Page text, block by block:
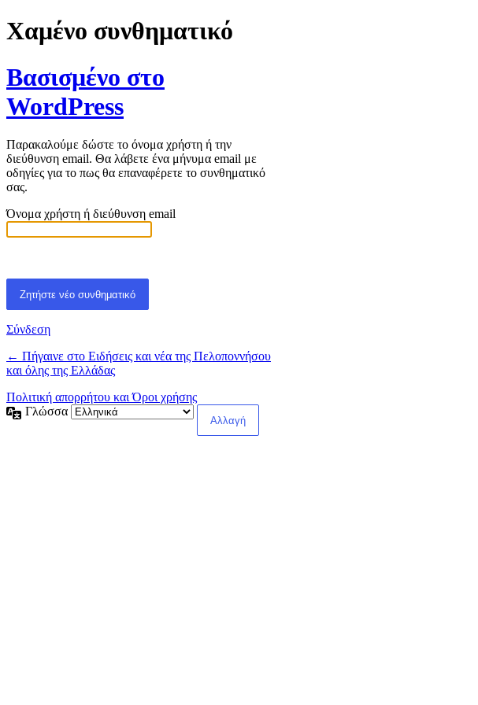
Χαμένο συνθηματικό
Βασισμένο στο
WordPress
Παρακαλούμε δώστε το όνομα χρήστη ή την
διεύθυνση email. Θα λάβετε ένα μήνυμα email με
οδηγίες για το πως θα επαναφέρετε το συνθηματικό
σας.
Όνομα χρήστη ή διεύθυνση email
Σύνδεση
← Πήγαινε στο Ειδήσεις και νέα της Πελοποννήσου
και όλης της Ελλάδας
Πολιτική απορρήτου και Όροι χρήσης
Γλώσσα